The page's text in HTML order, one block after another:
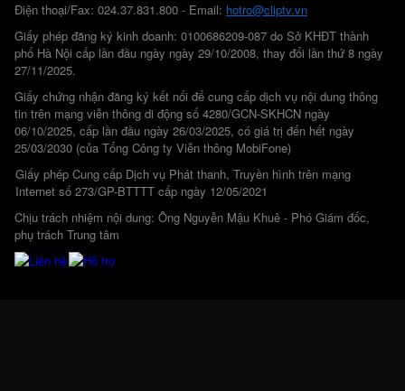
Điện thoại/Fax: 024.37.831.800 - Email: hotro@cliptv.vn
Giấy phép đăng ký kinh doanh: 0100686209-087 do Sở KHĐT thành
phố Hà Nội cấp lần đầu ngày ngày 29/10/2008, thay đổi lần thứ 8 ngày
27/11/2025.
Giấy chứng nhận đăng ký kết nối để cung cấp dịch vụ nội dung thông
tin trên mạng viễn thông di động số 4280/GCN-SKHCN ngày
06/10/2025, cấp lần đầu ngày 26/03/2025, có giá trị đến hết ngày
25/03/2030 (của Tổng Công ty Viễn thông MobiFone)
Giấy phép Cung cấp Dịch vụ Phát thanh, Truyền hình trên mạng
Internet số 273/GP-BTTTT cấp ngày 12/05/2021
Chịu trách nhiệm nội dung: Ông Nguyễn Mậu Khuê - Phó Giám đốc,
phụ trách Trung tâm